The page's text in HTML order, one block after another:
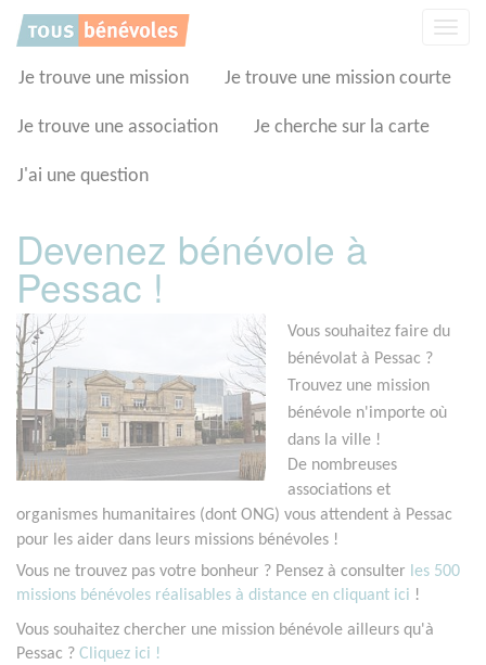
Je trouve une mission Je trouve une mission courte
Je trouve une association Je cherche sur la carte
J'ai une question
Devenez bénévole à
Pessac !
Vous souhaitez faire du
bénévolat à Pessac ?
Trouvez une mission
bénévole n'importe où
dans la ville !
De nombreuses
associations et
organismes humanitaires (dont ONG) vous attendent à Pessac
pour les aider dans leurs missions bénévoles !
Vous ne trouvez pas votre bonheur ? Pensez à consulter les 500
missions bénévoles réalisables à distance en cliquant ici !
Vous souhaitez chercher une mission bénévole ailleurs qu'à
Pessac ? Cliquez ici !
Panneau de gestion des cookies